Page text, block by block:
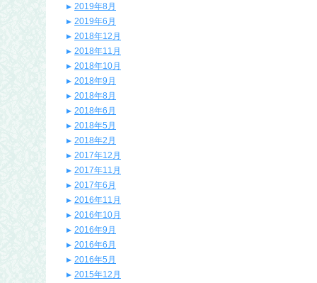
2019年8月
2019年6月
2018年12月
2018年11月
2018年10月
2018年9月
2018年8月
2018年6月
2018年5月
2018年2月
2017年12月
2017年11月
2017年6月
2016年11月
2016年10月
2016年9月
2016年6月
2016年5月
2015年12月